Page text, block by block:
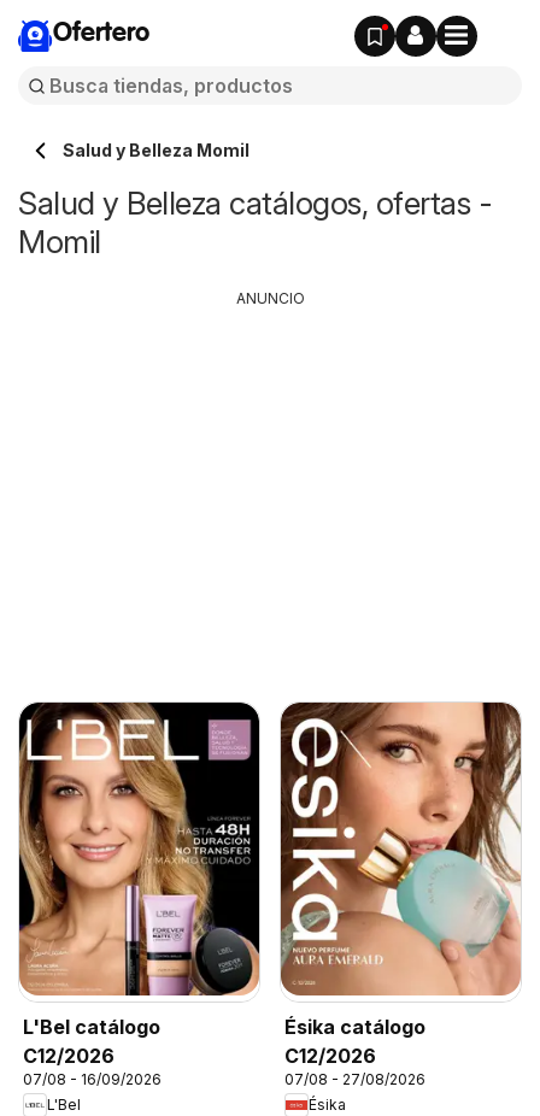
Ofertero
Salud y Belleza Momil
Salud y Belleza catálogos, ofertas -
Momil
L'Bel catálogo
C12/2026
07/08 - 16/09/2026
L'Bel
Ésika catálogo
C12/2026
07/08 - 27/08/2026
Ésika
ANUNCIO